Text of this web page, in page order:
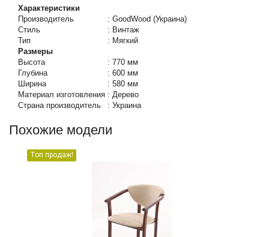
Характеристики
Производитель
: GoodWood (Украина)
Стиль
: Винтаж
Тип
: Мягкий
Размеры
Высота
: 770 мм
Глубина
: 600 мм
Ширина
: 580 мм
Материал изготовления : Дерево
Страна производитель
: Украина
Похожие модели
Топ продаж!